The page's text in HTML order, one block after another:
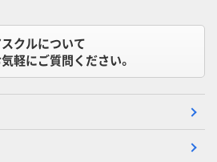
クルについて
軽にご質問ください。